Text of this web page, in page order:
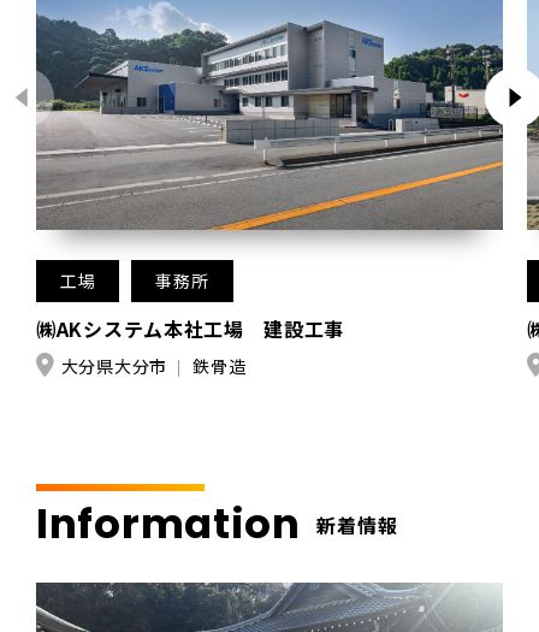
工場 事務所
㈱AKシステム本社工場 建設工事
大分県大分市 鉄骨造
Information 新着情報